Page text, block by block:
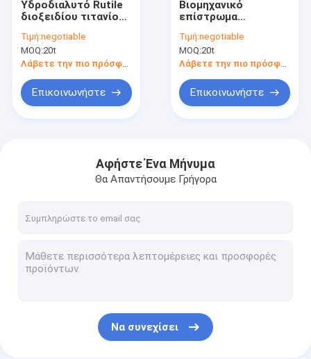
Γύρος εργοστασίων
Ζητήστε ένα απόσπασμα
Υδροδιαλυτό Rutile
διοξειδίου τιτανίου
εύκολο να
διασκορπίσει
Τιμή:negotiable
MOQ:20t
Λάβετε την πιο πρόσφατη τιμή
Επικοινωνήστε
Βιομηχανικό
επίστρωμα
βαθμού CAS 13463-
67-7 94% Tio2
Τιμή:negotiable
MOQ:20t
Λάβετε την πιο πρόσφατη τιμή
Επικοινωνήστε
Αφήστε Ένα Μήνυμα
Θα Απαντήσουμε Γρήγορα
Να συνεχίσει